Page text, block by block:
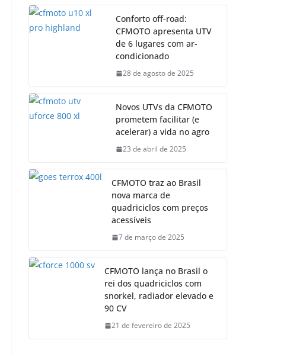
Conforto off-road:
CFMOTO apresenta UTV
de 6 lugares com ar-
condicionado
28 de agosto de 2025
Novos UTVs da CFMOTO
prometem facilitar (e
acelerar) a vida no agro
23 de abril de 2025
CFMOTO traz ao Brasil
nova marca de
quadriciclos com preços
acessíveis
7 de março de 2025
CFMOTO lança no Brasil o
rei dos quadriciclos com
snorkel, radiador elevado e
90 CV
21 de fevereiro de 2025